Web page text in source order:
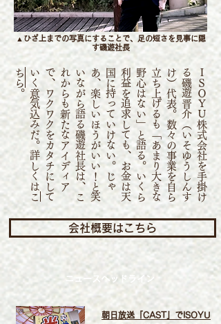
▲ひざ上までの写真にすることで、足の短さを見事に隠
す磯遊社長
Ｉ
Ｓ
Ｏ
Ｙ
Ｕ
株
式
会
社
を
手
掛
け
る
磯
遊
晋
介
（
い
そ
ゆ
う
し
ん
す
け
）
代
表
。
数
々
の
事
業
を
自
ら
立
ち
上
げ
る
も
「
あ
ま
り
大
き
な
野
心
は
な
い
」
と
語
る
。
い
く
ら
利
益
を
追
求
し
て
も
、
お
金
は
天
国
に
持
っ
て
い
け
な
い
。
じ
ゃ
あ
、
楽
し
い
ほ
う
が
い
い
！
と
笑
い
な
が
ら
語
る
磯
遊
社
長
は
、
こ
れ
か
ら
も
新
た
な
ア
イ
デ
ィ
ア
で
、
ワ
ク
ワ
ク
を
カ
タ
チ
に
し
て
い
く
意
気
込
み
だ
。
詳
し
く
は
こ
ち
ら
。
会社概要はこちら
ニュースヘッドライン
朝日放送「CAST」でISOYU